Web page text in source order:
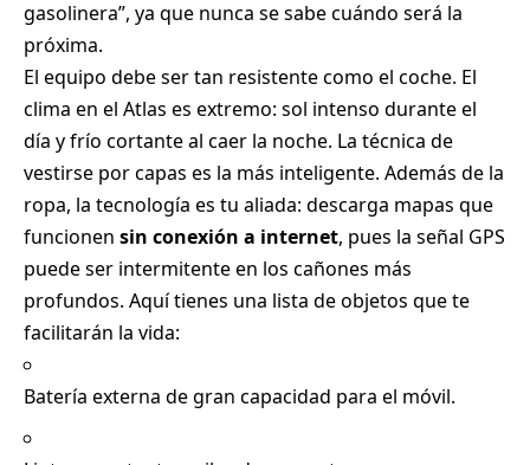
gasolinera”, ya que nunca se sabe cuándo será la
próxima.
El equipo debe ser tan resistente como el coche. El
clima en el Atlas es extremo: sol intenso durante el
día y frío cortante al caer la noche. La técnica de
vestirse por capas es la más inteligente. Además de la
ropa, la tecnología es tu aliada: descarga mapas que
funcionen sin conexión a internet, pues la señal GPS
puede ser intermitente en los cañones más
profundos. Aquí tienes una lista de objetos que te
facilitarán la vida:
Batería externa de gran capacidad para el móvil.